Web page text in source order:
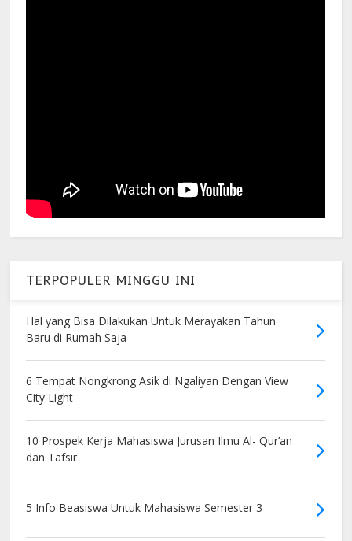
TERPOPULER MINGGU INI
Hal yang Bisa Dilakukan Untuk Merayakan Tahun
Baru di Rumah Saja
6 Tempat Nongkrong Asik di Ngaliyan Dengan View
City Light
10 Prospek Kerja Mahasiswa Jurusan Ilmu Al- Qur’an
dan Tafsir
5 Info Beasiswa Untuk Mahasiswa Semester 3